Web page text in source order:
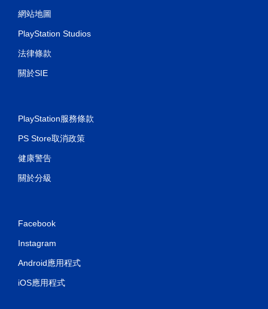
網站地圖
PlayStation Studios
法律條款
關於SIE
PlayStation服務條款
PS Store取消政策
健康警告
關於分級
Facebook
Instagram
Android應用程式
iOS應用程式